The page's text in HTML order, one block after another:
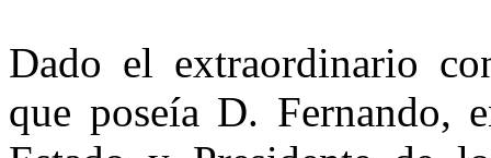
Dado el extraordinario
que poseía D. Fernando,